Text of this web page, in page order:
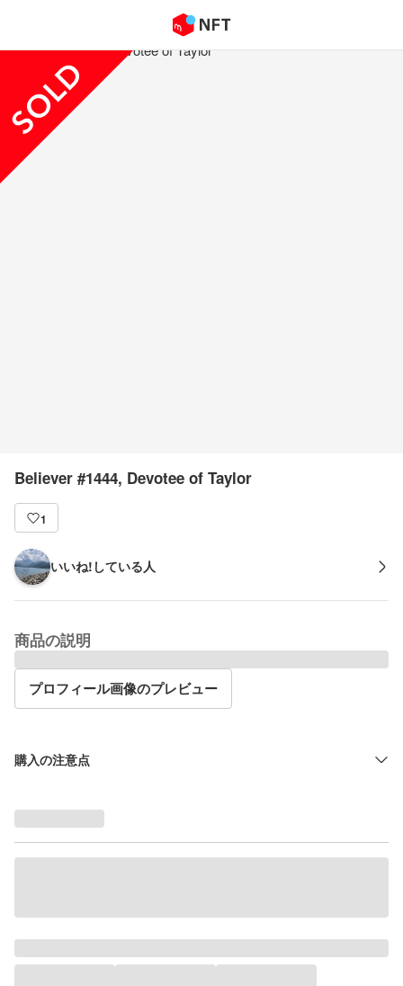
Believer #1444, Devotee of Taylor
1
いいね!している人
商品の説明
プロフィール画像のプレビュー
購入の注意点